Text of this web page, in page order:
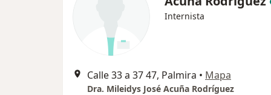
Internista
Calle 33 a 37 47, Palmira • Mapa
Dra. Mileidys José Acuña Rodríguez